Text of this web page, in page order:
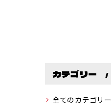
カテゴリー
全てのカテゴリー